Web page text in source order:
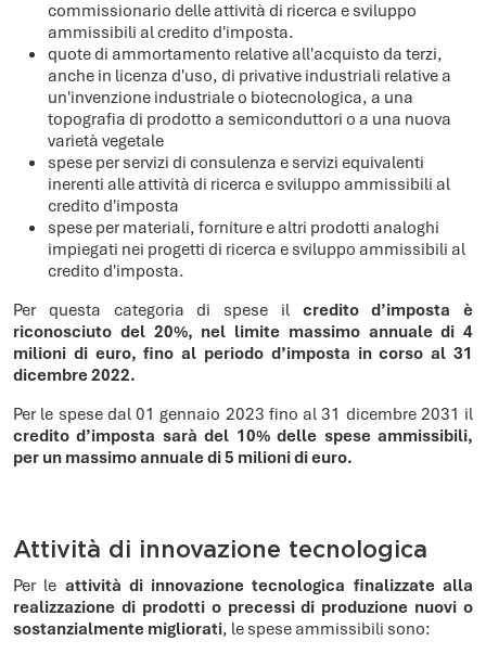
commissionario delle attività di ricerca e sviluppo
ammissibili al credito d'imposta.
quote di ammortamento relative all'acquisto da terzi,
anche in licenza d'uso, di privative industriali relative a
un'invenzione industriale o biotecnologica, a una
topografia di prodotto a semiconduttori o a una nuova
varietà vegetale
spese per servizi di consulenza e servizi equivalenti
inerenti alle attività di ricerca e sviluppo ammissibili al
credito d'imposta
spese per materiali, forniture e altri prodotti analoghi
impiegati nei progetti di ricerca e sviluppo ammissibili al
credito d'imposta.
Per questa categoria di spese il credito d’imposta è
riconosciuto del 20%, nel limite massimo annuale di 4
milioni di euro, fino al periodo d’imposta in corso al 31
dicembre 2022.
Per le spese dal 01 gennaio 2023 fino al 31 dicembre 2031 il
credito d’imposta sarà del 10% delle spese ammissibili,
per un massimo annuale di 5 milioni di euro.
Attività di innovazione tecnologica
Per le attività di innovazione tecnologica finalizzate alla
realizzazione di prodotti o precessi di produzione nuovi o
sostanzialmente migliorati, le spese ammissibili sono: